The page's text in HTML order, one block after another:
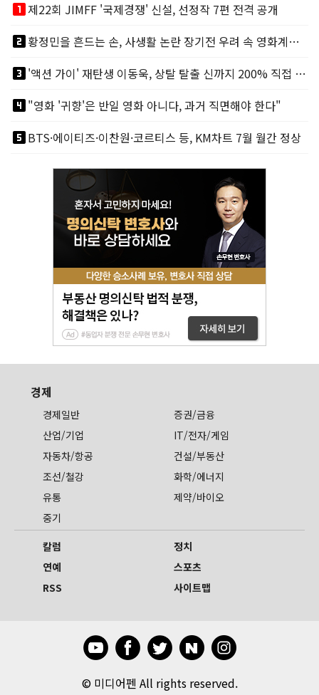
looks_one제22회 JIMFF '국제경쟁' 신설, 선정작 7편 전격 공개
looks_two
황정민을 흔드는 손, 사생활 논란 장기전 우려 속 영화계도 리스크
looks_3
'액션 가이' 재탄생 이동욱, 상탈 탈출 신까지 200% 직접 소화
looks_4"영화 '귀향'은 반일 영화 아니다, 과거 직면해야 한다"
looks_5BTS·에이티즈·이찬원·코르티스 등, KM차트 7월 월간 정상
경제
경제일반
증권/금융
산업/기업
IT/전자/게임
자동차/항공
건설/부동산
조선/철강
화학/에너지
유통
제약/바이오
중기
칼럼
정치
연예
스포츠
RSS
사이트맵
© 미디어펜 All rights reserved.